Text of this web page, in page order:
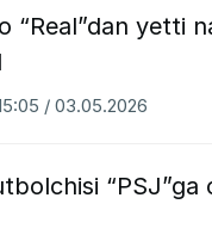
“Real”dan yetti
/ 03.05.2026